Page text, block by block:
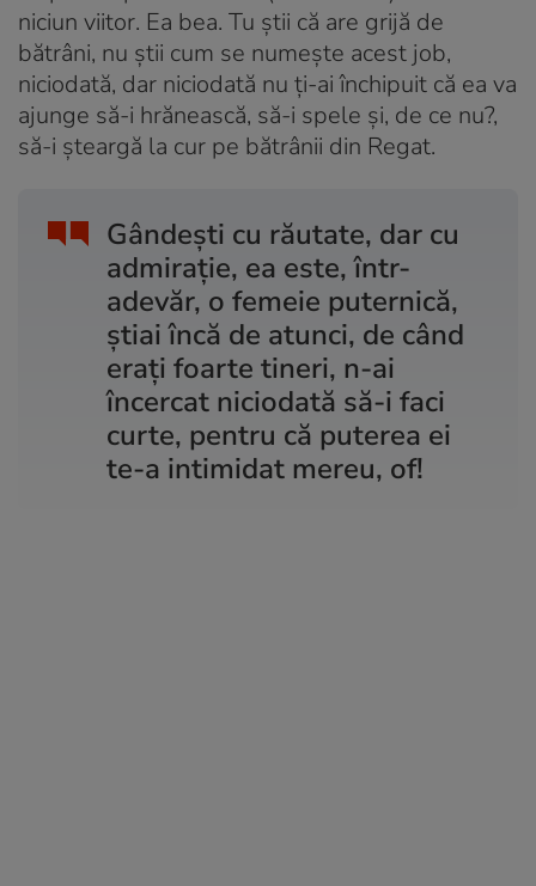
niciun viitor. Ea bea. Tu știi că are grijă de
bătrâni, nu știi cum se numește acest job,
niciodată, dar niciodată nu ți-ai închipuit că ea va
ajunge să-i hrănească, să-i spele și, de ce nu?,
să-i șteargă la cur pe bătrânii din Regat.
Gândești cu răutate, dar cu
admirație, ea este, într-
adevăr, o femeie puternică,
știai încă de atunci, de când
erați foarte tineri, n-ai
încercat niciodată să-i faci
curte, pentru că puterea ei
te-a intimidat mereu, of!